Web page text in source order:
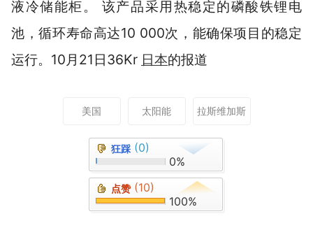
液冷储能柜。 该产品采用热稳定的磷酸铁锂电
池，循环寿命高达10 000次，能确保项目的稳定
运行。10月21日36Kr 日本的报道
美国 太阳能 拉斯维加斯
狂踩 (0)
0%
点赞 (10)
100%